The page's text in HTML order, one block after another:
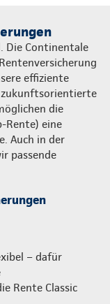
Die Continentale
effiziente
die
Rente) eine
Auch in der
passende
– dafür
Rente Classic